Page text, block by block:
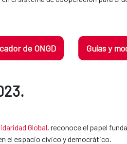
de ONGD Guías y
Global, reconoce el papel
el espacio cívico y democrático.